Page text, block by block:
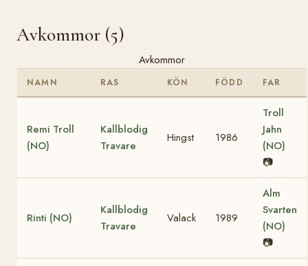
Avkommor (5)
Avkommor
NAMN RAS KÖN FÖDD FAR
Remi Troll
(NO)
Kallblodig
Travare
Hingst 1986
Troll
Jahn
(NO)
📷
Rinti (NO)
Kallblodig
Travare
Valack 1989
Alm
Svarten
(NO)
📷